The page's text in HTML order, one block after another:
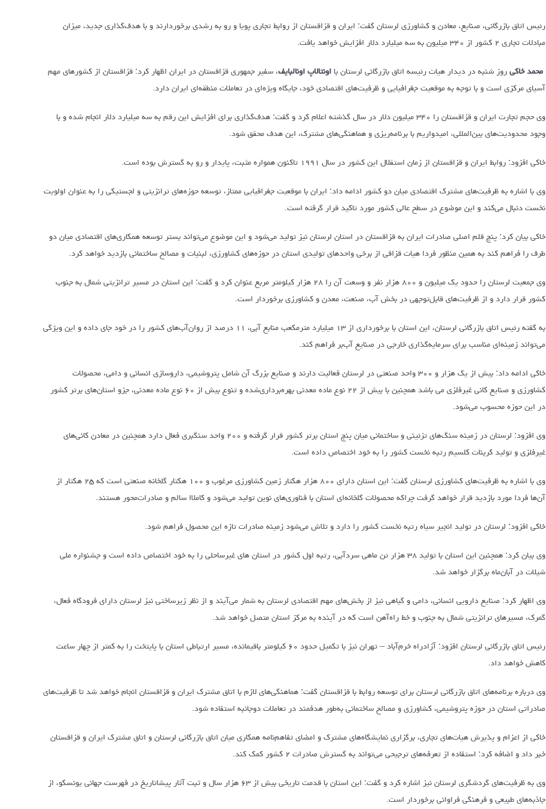
رئیس اتاق بازرگانی، صنایع، معادن و کشاورزی لرستان گفت: ایران و قزاقستان از روابط تجاری پویا و رو به رشدی برخوردارند و با هدف‌گذاری جدید، میزان
مبادلات تجاری ۲ کشور از ۳۴۰ میلیون به سه میلیارد دلار افزایش خواهد یافت.
محمد خاکیروز شنبه در دیدار هیات رئیسه اتاق بازرگانی لرستان بااونتالاپ اونالبایف، سفیر جمهوری قزاقستان در ایران اظهار کرد: قزاقستان از کشورهای مهم
آسیای مرکزی است و با توجه به موقعیت جغرافیایی و ظرفیت‌های اقتصادی خود، جایگاه ویژه‌ای در تعاملات منطقه‌ای ایران دارد.
وی حجم تجارت ایران و قزاقستان را ۳۴۰ میلیون دلار در سال گذشته اعلام کرد و گفت: هدف‌گذاری برای افزایش این رقم به سه میلیارد دلار انجام شده و با
وجود محدودیت‌های بین‌المللی، امیدواریم با برنامه‌ریزی و هماهنگی‌های مشترک، این هدف محقق شود.
خاکی افزود: روابط ایران و قزاقستان از زمان استقلال این کشور در سال ۱۹۹۱ تاکنون همواره مثبت، پایدار و رو به گسترش بوده است.
وی با اشاره به ظرفیت‌های مشترک اقتصادی میان دو کشور ادامه داد: ایران با موقعیت جغرافیایی ممتاز، توسعه حوزه‌های ترانزیتی و لجستیکی را به عنوان اولویت
نخست دنبال می‌کند و این موضوع در سطح عالی کشور مورد تاکید قرار گرفته است.
خاکی بیان کرد: پنج قلم اصلی صادرات ایران به قزاقستان در استان لرستان نیز تولید می‌شود و این موضوع می‌تواند بستر توسعه همکاری‌های اقتصادی میان دو
طرف را فراهم کند به همین منظور فردا هیات قزاقی از برخی واحدهای تولیدی استان در حوزه‌های کشاورزی، لبنیات و مصالح ساختمانی بازدید خواهد کرد.
وی جمعیت لرستان را حدود یک میلیون و ۸۰۰ هزار نفر و وسعت آن را ۲۸ هزار کیلومتر مربع عنوان کرد و گفت: این استان در مسیر ترانزیتی شمال به جنوب
کشور قرار دارد و از ظرفیت‌های قابل‌توجهی در بخش آب، صنعت، معدن و کشاورزی برخوردار است.
به گفته رئیس اتاق بازرگانی لرستان، این استان با برخورداری از ۱۳ میلیارد مترمکعب منابع آبی، ۱۱ درصد از روان‌آب‌های کشور را در خود جای داده و این ویژگی
می‌تواند زمینه‌ای مناسب برای سرمایه‌گذاری خارجی در صنایع آب‌بر فراهم کند.
خاکی ادامه داد: بیش از یک هزار و ۳۰۰ واحد صنعتی در لرستان فعالیت دارند و صنایع بزرگ آن شامل پتروشیمی، داروسازی انسانی و دامی، محصولات
کشاورزی و صنایع کانی غیرفلزی می باشد همچنین با بیش از ۲۲ نوع ماده معدنی بهره‌برداری‌شده و تنوع بیش از ۶۰ نوع ماده معدنی، جزو استان‌های برتر کشور
در این حوزه محسوب می‌شود.
وی افزود: لرستان در زمینه سنگ‌های تزئینی و ساختمانی میان پنج استان برتر کشور قرار گرفته و ۲۰۰ واحد سنگبری فعال دارد همچنین در معادن کانی‌های
غیرفلزی و تولید کربنات کلسیم رتبه نخست کشور را به خود اختصاص داده است.
وی با اشاره به ظرفیت‌های کشاورزی لرستان گفت: این استان دارای ۸۰۰ هزار هکتار زمین کشاورزی مرغوب و ۱۰۰ هکتار گلخانه صنعتی است که ۲۵ هکتار از
آن‌ها فردا مورد بازدید قرار خواهد گرفت چراکه محصولات گلخانه‌ای استان با فناوری‌های نوین تولید می‌شود و کاملاا سالم و صادرات‌محور هستند.
خاکی افزود: لرستان در تولید انجیر سیاه رتبه نخست کشور را دارد و تلاش می‌شود زمینه صادرات تازه این محصول فراهم شود.
وی بیان کرد: همچنین این استان با تولید ۳۸ هزار تن ماهی سردآبی، رتبه اول کشور در استان های غیرساحلی را به خود اختصاص داده است و جشنواره ملی
شیلات در آبان‌ماه برگزار خواهد شد.
وی اظهار کرد: صنایع دارویی انسانی، دامی و گیاهی نیز از بخش‌های مهم اقتصادی لرستان به شمار می‌آیند و از نظر زیرساختی نیز لرستان دارای فرودگاه فعال،
گمرک، مسیرهای ترانزیتی شمال به جنوب و خط راه‌آهن است که در آینده به مرکز استان متصل خواهد شد.
رئیس اتاق بازرگانی لرستان افزود: آزادراه خرم‌آباد – تهران نیز با تکمیل حدود ۶۰ کیلومتر باقیمانده، مسیر ارتباطی استان با پایتخت را به کمتر از چهار ساعت
کاهش خواهد داد.
وی درباره برنامه‌های اتاق بازرگانی لرستان برای توسعه روابط با قزاقستان گفت: هماهنگی‌های لازم با اتاق مشترک ایران و قزاقستان انجام خواهد شد تا ظرفیت‌های
صادراتی استان در حوزه پتروشیمی، کشاورزی و مصالح ساختمانی به‌طور هدفمند در تعاملات دوجانبه استفاده شود.
خاکی از اعزام و پذیرش هیات‌های تجاری، برگزاری نمایشگاه‌های مشترک و امضای تفاهم‌نامه همکاری میان اتاق بازرگانی لرستان و اتاق مشترک ایران و قزاقستان
خبر داد و اضافه کرد: استفاده از تعرفه‌های ترجیحی می‌تواند به گسترش صادرات ۲ کشور کمک کند.
وی به ظرفیت‌های گردشگری لرستان نیز اشاره کرد و گفت: این استان با قدمت تاریخی بیش از ۶۳ هزار سال و ثبت آثار پیشاتاریخ در فهرست جهانی یونسکو، از
جاذبه‌های طبیعی و فرهنگی فراوانی برخوردار است.